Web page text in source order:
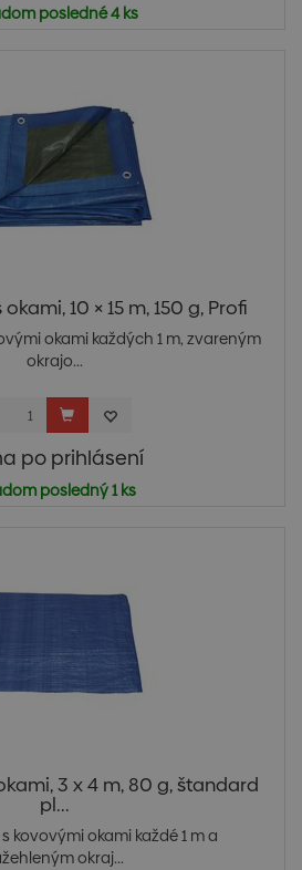
posledné 4 ks
10 × 15 m, 150 g, Profi
okami každých 1 m, zvareným
okrajo...
po prihlásení
posledný 1 ks
3 x 4 m, 80 g, štandard
pl...
kovovými okami každé 1 m a
okraj...